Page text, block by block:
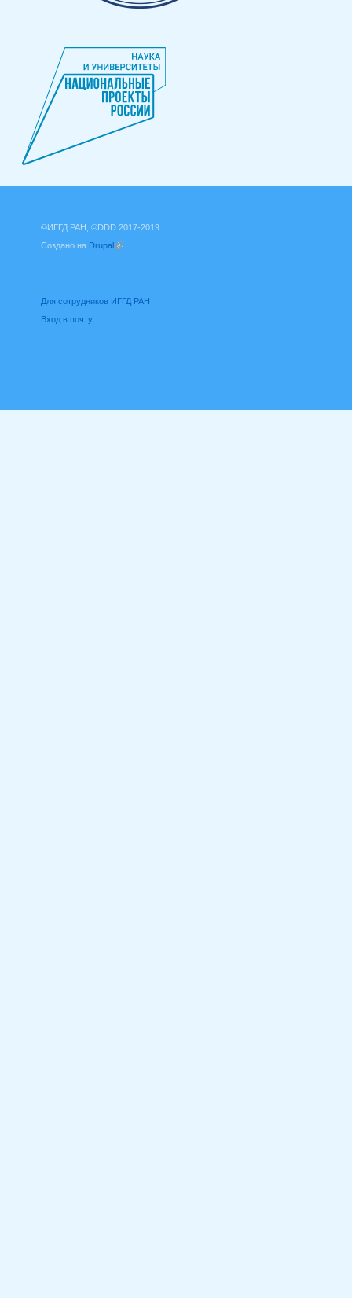
©ИГГД РАН, ©DDD 2017-2019
Создано на Drupal
Для сотрудников ИГГД РАН
Вход в почту